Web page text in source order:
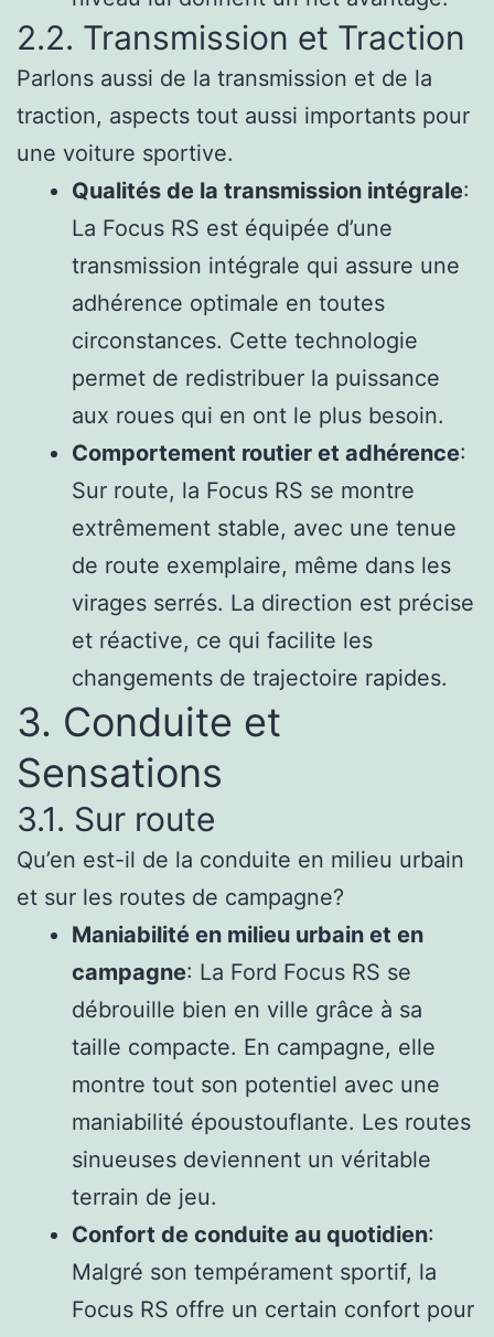
2.2. Transmission et Traction
Parlons aussi de la transmission et de la
traction, aspects tout aussi importants pour
une voiture sportive.
Qualités de la transmission intégrale:
La Focus RS est équipée d’une
transmission intégrale qui assure une
adhérence optimale en toutes
circonstances. Cette technologie
permet de redistribuer la puissance
aux roues qui en ont le plus besoin.
Comportement routier et adhérence:
Sur route, la Focus RS se montre
extrêmement stable, avec une tenue
de route exemplaire, même dans les
virages serrés. La direction est précise
et réactive, ce qui facilite les
changements de trajectoire rapides.
3. Conduite et
Sensations
3.1. Sur route
Qu’en est-il de la conduite en milieu urbain
et sur les routes de campagne?
Maniabilité en milieu urbain et en
campagne: La Ford Focus RS se
débrouille bien en ville grâce à sa
taille compacte. En campagne, elle
montre tout son potentiel avec une
maniabilité époustouflante. Les routes
sinueuses deviennent un véritable
terrain de jeu.
Confort de conduite au quotidien:
Malgré son tempérament sportif, la
Focus RS offre un certain confort pour